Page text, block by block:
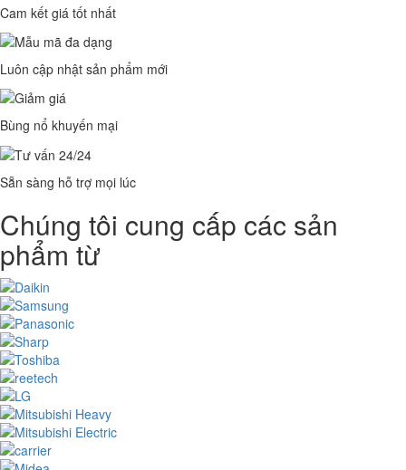
Cam kết giá tốt nhất
Luôn cập nhật sản phẩm mới
Bùng nổ khuyến mại
Sẵn sàng hỗ trợ mọi lúc
Chúng tôi cung cấp các sản
phẩm từ